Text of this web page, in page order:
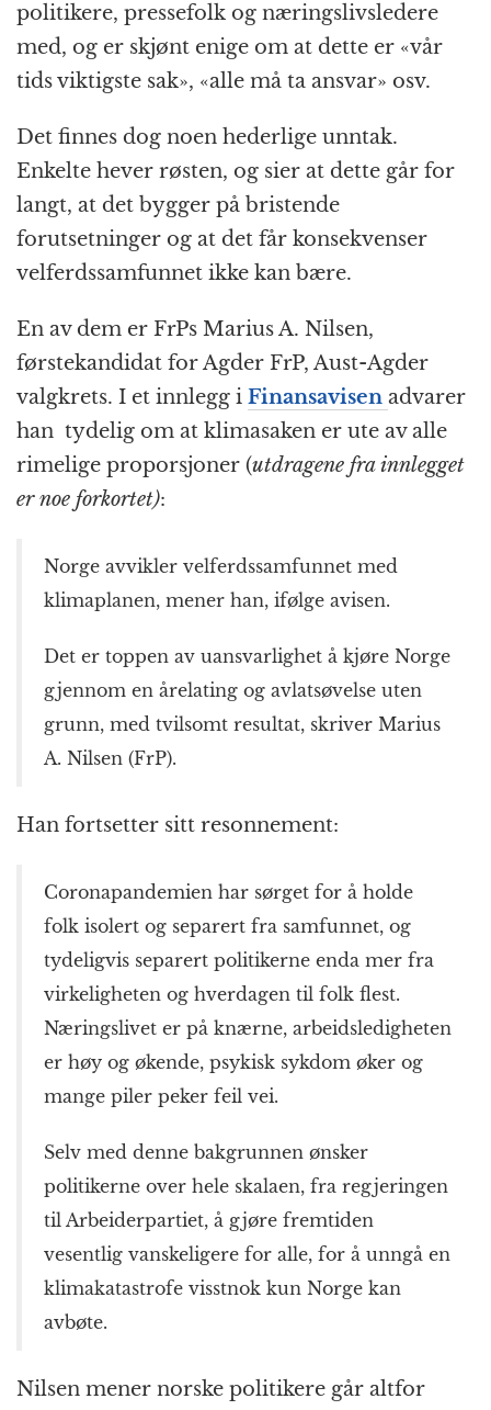
politikere, pressefolk og næringslivsledere
med, og er skjønt enige om at dette er «vår
tids viktigste sak», «alle må ta ansvar» osv.
Det finnes dog noen hederlige unntak.
Enkelte hever røsten, og sier at dette går for
langt, at det bygger på bristende
forutsetninger og at det får konsekvenser
velferdssamfunnet ikke kan bære.
En av dem er FrPs Marius A. Nilsen,
førstekandidat for Agder FrP, Aust-Agder
valgkrets. I et innlegg i Finansavisen advarer
han tydelig om at klimasaken er ute av alle
rimelige proporsjoner (utdragene fra innlegget
er noe forkortet):
Norge avvikler velferdssamfunnet med
klimaplanen, mener han, ifølge avisen.
Det er toppen av uansvarlighet å kjøre Norge
gjennom en årelating og avlatsøvelse uten
grunn, med tvilsomt resultat, skriver Marius
A. Nilsen (FrP).
Han fortsetter sitt resonnement:
Coronapandemien har sørget for å holde
folk isolert og separert fra samfunnet, og
tydeligvis separert politikerne enda mer fra
virkeligheten og hverdagen til folk flest.
Næringslivet er på knærne, arbeidsledigheten
er høy og økende, psykisk sykdom øker og
mange piler peker feil vei.
Selv med denne bakgrunnen ønsker
politikerne over hele skalaen, fra regjeringen
til Arbeiderpartiet, å gjøre fremtiden
vesentlig vanskeligere for alle, for å unngå en
klimakatastrofe visstnok kun Norge kan
avbøte.
Nilsen mener norske politikere går altfor